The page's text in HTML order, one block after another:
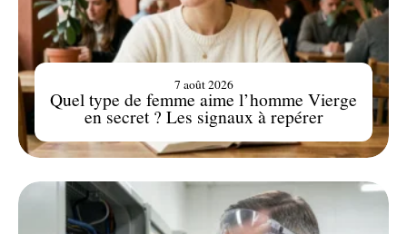
Quel type de femme aime l’homme Vierge
en secret ? Les signaux à repérer
7 août 2026